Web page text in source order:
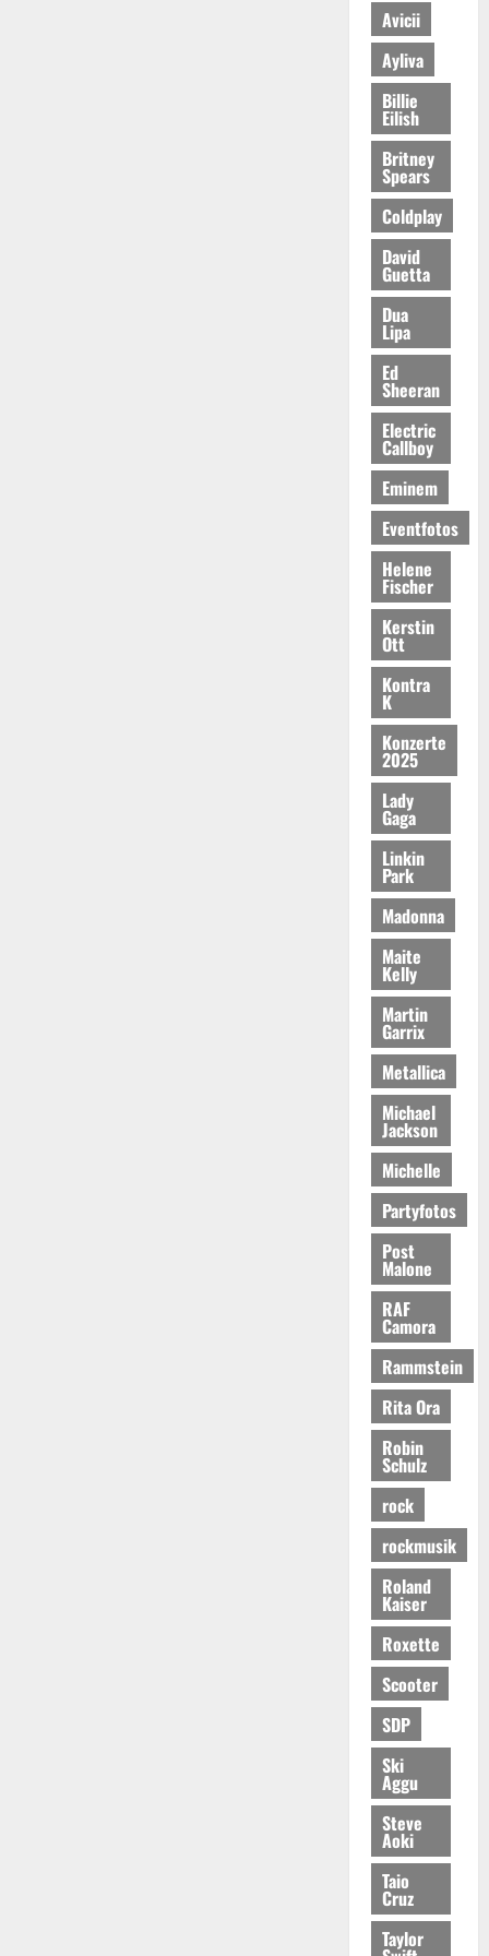
Avicii
Ayliva
Billie
Eilish
Britney
Spears
Coldplay
David
Guetta
Dua
Lipa
Ed
Sheeran
Electric
Callboy
Eminem
Eventfotos
Helene
Fischer
Kerstin
Ott
Kontra
K
Konzerte
2025
Lady
Gaga
Linkin
Park
Madonna
Maite
Kelly
Martin
Garrix
Metallica
Michael
Jackson
Michelle
Partyfotos
Post
Malone
RAF
Camora
Rammstein
Rita Ora
Robin
Schulz
rock
rockmusik
Roland
Kaiser
Roxette
Scooter
SDP
Ski
Aggu
Steve
Aoki
Taio
Cruz
Taylor